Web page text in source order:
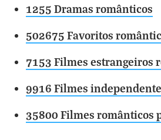
1255 Dramas românticos
502675 Favoritos
7153 Filmes estrangeiros
9916 Filmes
35800 Filmes românticos